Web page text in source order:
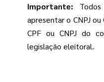
Importante:
apresentar o CNPJ
CPF ou CNPJ do
legislação eleitoral.